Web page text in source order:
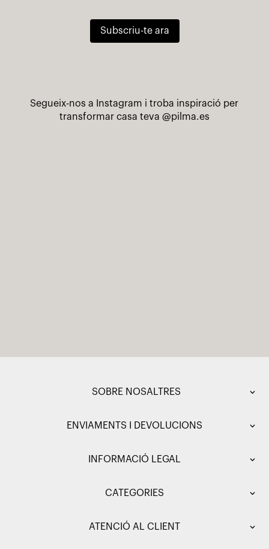
Subscriu-te ara
Segueix-nos a Instagram i troba inspiració per
transformar casa teva @pilma.es
SOBRE NOSALTRES
ENVIAMENTS I DEVOLUCIONS
INFORMACIÓ LEGAL
CATEGORIES
ATENCIÓ AL CLIENT